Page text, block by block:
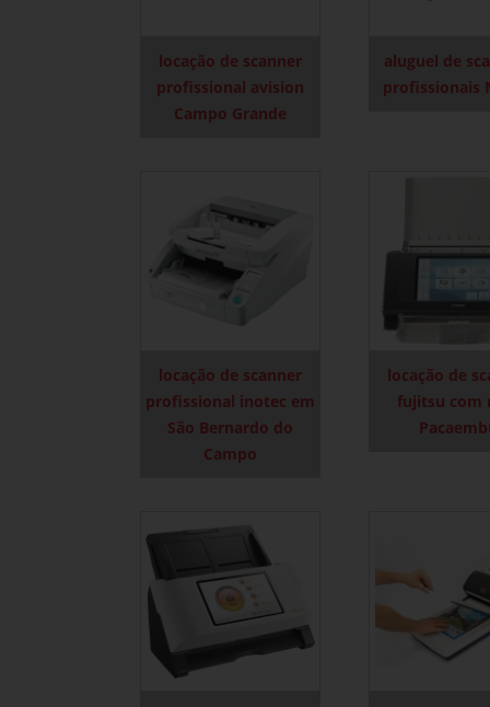
locação de scanner
profissional avision
Campo Grande
aluguel de
profissionais
locação de scanner
profissional inotec em
São Bernardo do
Campo
locação de
fujitsu com